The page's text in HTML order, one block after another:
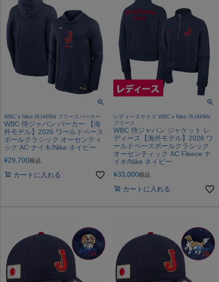
WBC x Nike 侍JAPAN フリースパーカー
WBC 侍ジャパン パーカー 【海
外モデル】2026 ワールドベース
ボールクラシック オーセンティ
ック AC ナイキ/Nike ネイビー
¥29,700税込
カートに入れる
レディースサイズ WBC x Nike 侍JAPAN
フリース
WBC 侍ジャパン ジャケット レ
ディース【海外モデル】2026 ワ
ールドベースボールクラシック
オーセンティック AC Fleece ナ
イキ/Nike ネイビー
¥33,000税込
カートに入れる